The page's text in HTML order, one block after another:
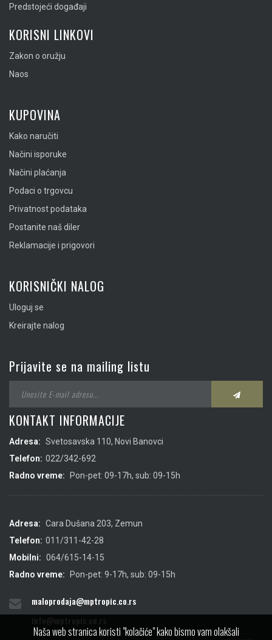
Predstojeći događaji
KORISNI LINKOVI
Zakon o oružju
Naos
KUPOVINA
Kako naručiti
Načini isporuke
Načini plaćanja
Podaci o trgovcu
Privatnost podataka
Postanite naš diler
Reklamacije i prigovori
KORISNIČKI NALOG
Uloguj se
Kreirajte nalog
Prijavite se na mailing listu
KONTAKT INFORMACIJE
Adresa: Svetosavska 110, Novi Banovci
Telefon: 022/342-692
Radno vreme:
Pon-pet: 09-17h, sub: 09-15h
Adresa: Cara Dušana 203, Zemun
Telefon: 011/311-42-28
Mobilni: 064/615-14-15
Radno vreme:
Pon-pet: 9-17h, sub: 09-15h
maloprodaja@mptropic.co.rs
Naša web stranica koristi "kolačiće" kako bismo vam olakšali